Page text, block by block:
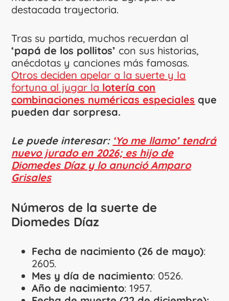
destacada trayectoria.
Tras su partida, muchos recuerdan al
‘papá de los pollitos’ con sus historias,
anécdotas y canciones más famosas.
Otros deciden apelar a la suerte y la
fortuna al jugar la lotería con
combinaciones numéricas especiales que
pueden dar sorpresa.
Le puede interesar: ‘Yo me llamo’ tendrá
nuevo jurado en 2026; es hijo de
Diomedes Díaz y lo anunció Amparo
Grisales
Números de la suerte de
Diomedes Díaz
Fecha de nacimiento (26 de mayo):
2605.
Mes y día de nacimiento: 0526.
Año de nacimiento: 1957.